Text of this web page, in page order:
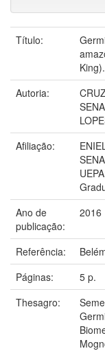
Título:
King).
Autoria:
Afiliação:
Ano de
publicação:
2016
Referência:
Páginas:
5 p.
Thesagro: